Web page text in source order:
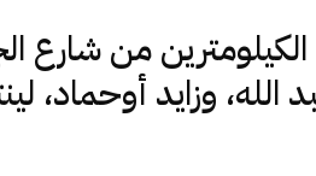
من شارع
وزايد أوحماد،